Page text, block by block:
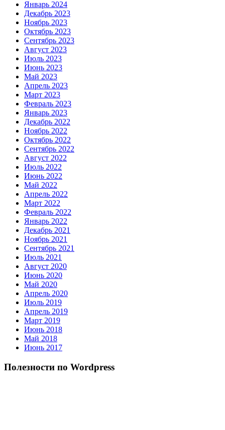
Январь 2024
Декабрь 2023
Ноябрь 2023
Октябрь 2023
Сентябрь 2023
Август 2023
Июль 2023
Июнь 2023
Май 2023
Апрель 2023
Март 2023
Февраль 2023
Январь 2023
Декабрь 2022
Ноябрь 2022
Октябрь 2022
Сентябрь 2022
Август 2022
Июль 2022
Июнь 2022
Май 2022
Апрель 2022
Март 2022
Февраль 2022
Январь 2022
Декабрь 2021
Ноябрь 2021
Сентябрь 2021
Июль 2021
Август 2020
Июнь 2020
Май 2020
Апрель 2020
Июль 2019
Апрель 2019
Март 2019
Июнь 2018
Май 2018
Июнь 2017
Полезности по Wordpress